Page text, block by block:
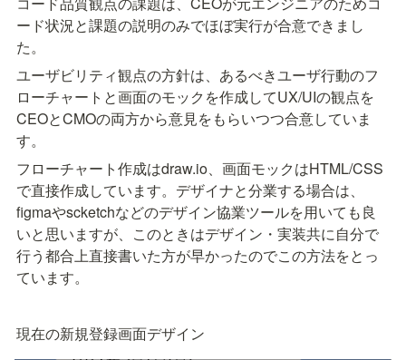
ード状況と課題の説明のみでほぼ実行が合意できまし
た。
ユーザビリティ観点の方針は、あるべきユーザ行動のフ
ローチャートと画面のモックを作成してUX/UIの観点を
CEOとCMOの両方から意見をもらいつつ合意していま
す。
フローチャート作成はdraw.io、画面モックはHTML/CSS
で直接作成しています。デザイナと分業する場合は、
figmaやscketchなどのデザイン協業ツールを用いても良
いと思いますが、このときはデザイン・実装共に自分で
行う都合上直接書いた方が早かったのでこの方法をとっ
ています。
現在の新規登録画面デザイン